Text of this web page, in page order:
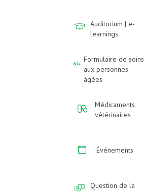
Auditorium | e-
learnings
Formulaire de soins
aux personnes
âgées
Médicaments
vétérinaires
Événements
Question de la